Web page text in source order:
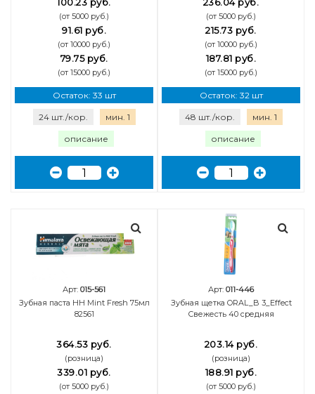
(от 5000 руб.)
91.61 руб.
(от 10000 руб.)
79.75 руб.
(от 15000 руб.)
Остаток: 33 шт
24 шт./кор. мин. 1
описание
(от 5000 руб.)
215.73 руб.
(от 10000 руб.)
187.81 руб.
(от 15000 руб.)
Остаток: 32 шт
48 шт./кор. мин. 1
описание
Арт: 015-561
Зубная паста НН Mint Fresh 75мл
82561
364.53 руб.
(розница)
339.01 руб.
(от 5000 руб.)
Арт: 011-446
Зубная щетка ORAL_B 3_Effect
Свежесть 40 средняя
203.14 руб.
(розница)
188.91 руб.
(от 5000 руб.)